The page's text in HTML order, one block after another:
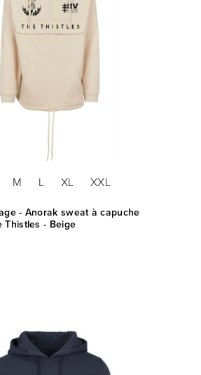
M L XL XXL
- Anorak sweat à capuche
Thistles - Beige